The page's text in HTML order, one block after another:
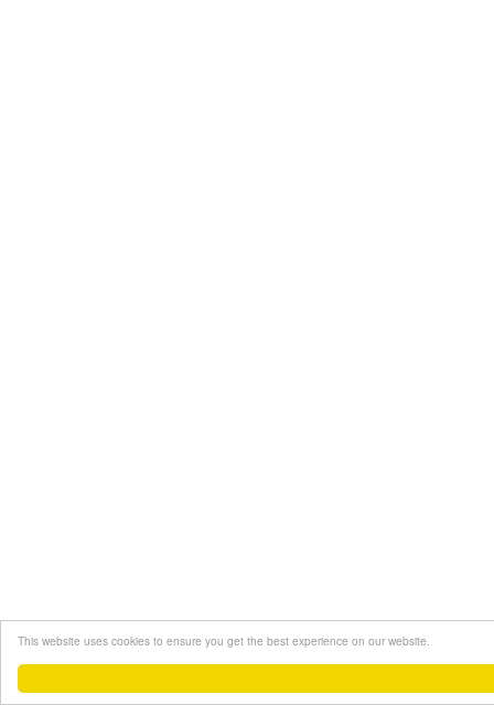
This website uses cookies to ensure you get the best experience on our website.